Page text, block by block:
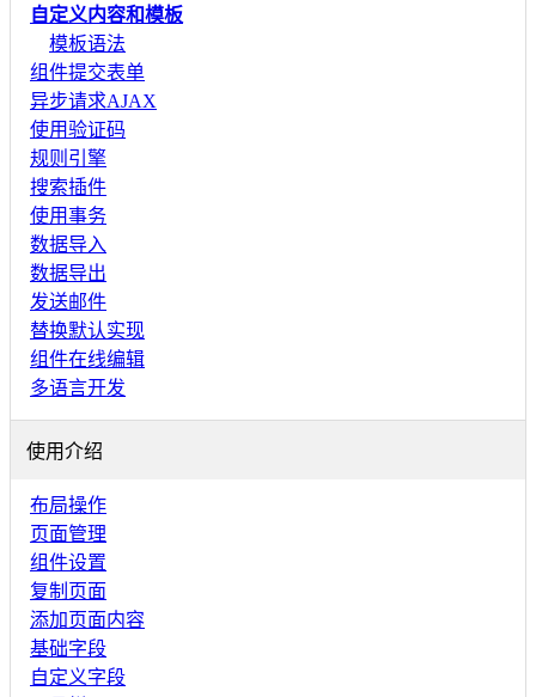
自定义内容和模板
模板语法
组件提交表单
异步请求AJAX
使用验证码
规则引擎
搜索插件
使用事务
数据导入
数据导出
发送邮件
替换默认实现
组件在线编辑
多语言开发
使用介绍
布局操作
页面管理
组件设置
复制页面
添加页面内容
基础字段
自定义字段